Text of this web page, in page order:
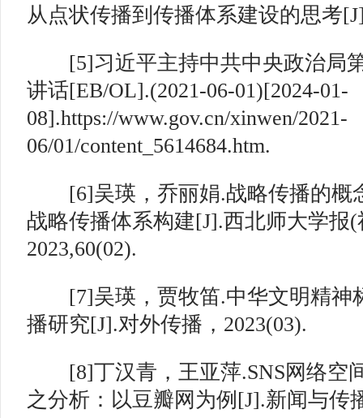
从点状传播到传播体系建设的思考
[5]习近平主持中共中央政治局
讲话[EB/OL].(2021-06-01)[2024-01-
08].https://www.gov.cn/xinwen/2021-
06/01/content_5614684.htm.
[6]吴瑛，乔丽娟.战略传播的概
战略传播体系构建[J].西北师大学报
2023,60(02).
[7]吴瑛，贾牧笛.中华文明精神
播研究[J].对外传播，2023(03).
[8]丁汉青，王亚萍.SNS网络空
之分析：以豆瓣网为例[J].新闻与传